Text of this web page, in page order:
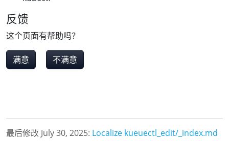
反馈
这个页面有帮助吗？
满意 不满意
最后修改 July 30, 2025: Localize kueuectl_edit/_index.md